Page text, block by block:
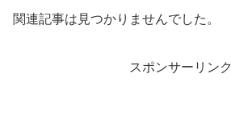
関連記事は見つかりませんでした。
スポンサーリンク